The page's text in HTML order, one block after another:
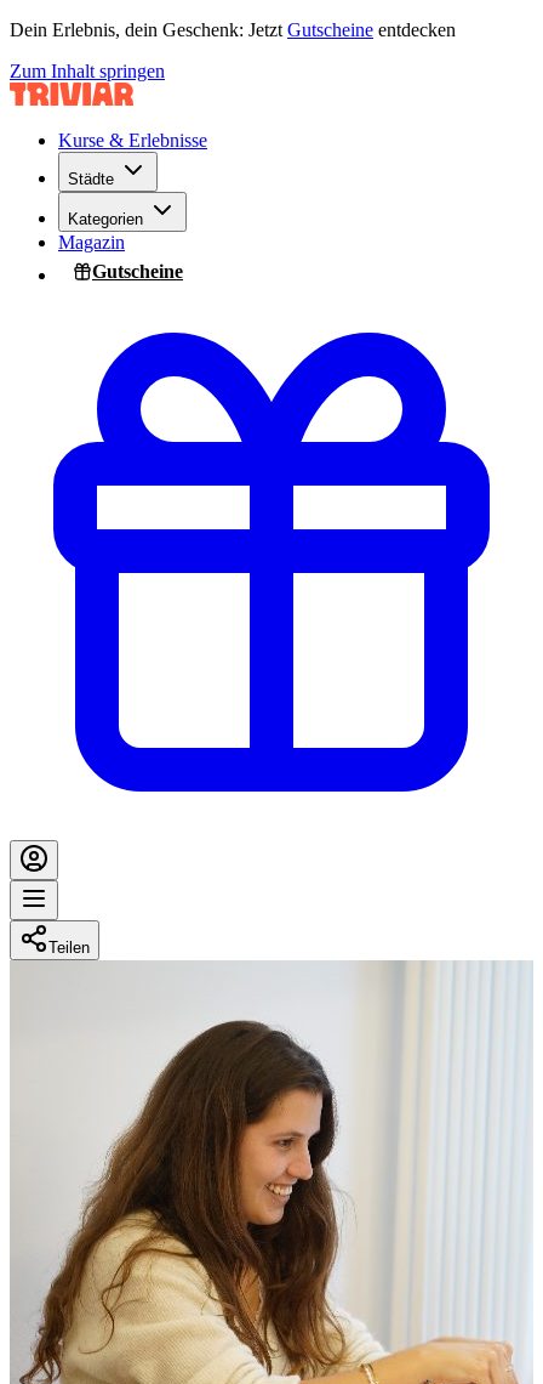
Dein Erlebnis, dein Geschenk: Jetzt Gutscheine entdecken
Zum Inhalt springen
Kurse & Erlebnisse
Städte
Kategorien
Magazin
Gutscheine
Teilen